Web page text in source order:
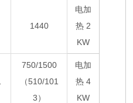
1440
电加
热 2
KW
750/1500
（510/101
3）
电加
热 4
KW